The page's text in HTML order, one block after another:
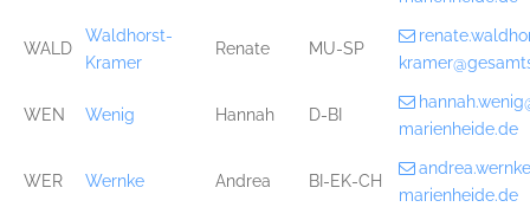
WALD
Waldhorst-
Kramer
Renate MU-SP
WEN Wenig Hannah D-BI
marienheide.de
WER Wernke Andrea BI-EK-CH
marienheide.de